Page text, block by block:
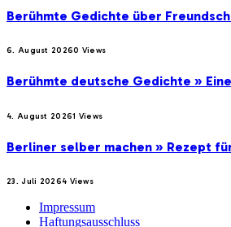
Berühmte Gedichte über
6. August 20260 Views
Berühmte deutsche Gedichte »
4. August 20261 Views
Berliner selber machen » Rezept
23. Juli 20264 Views
Impressum
Haftungsausschluss